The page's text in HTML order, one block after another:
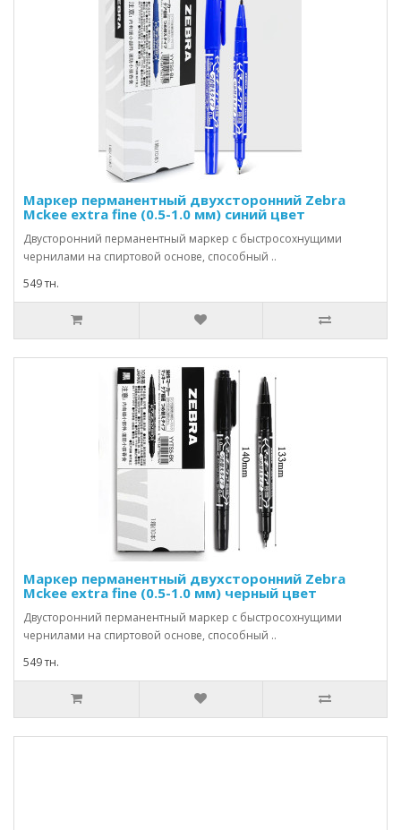
Маркер перманентный двухсторонний Zebra
Mckee extra fine (0.5-1.0 мм) синий цвет
Двусторонний перманентный маркер с быстросохнущими
чернилами на спиртовой основе, способный ..
549 тн.
Маркер перманентный двухсторонний Zebra
Mckee extra fine (0.5-1.0 мм) черный цвет
Двусторонний перманентный маркер с быстросохнущими
чернилами на спиртовой основе, способный ..
549 тн.